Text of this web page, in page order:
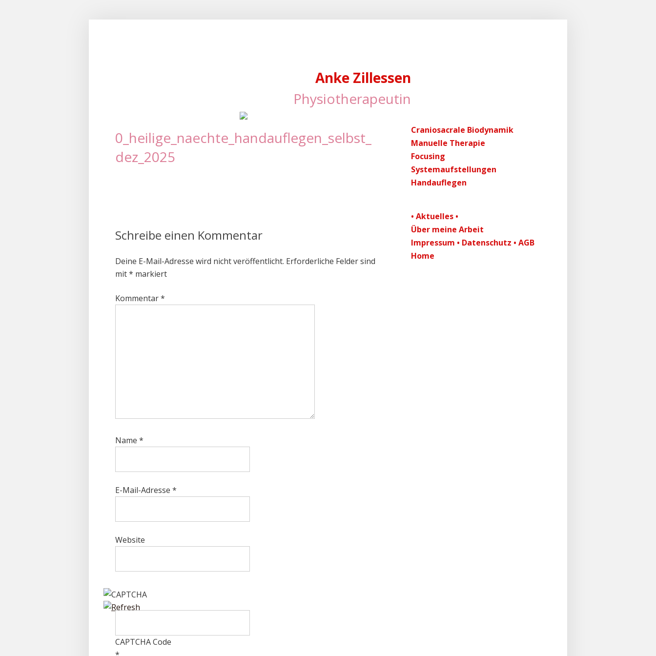
Anke Zillessen
Physiotherapeutin
0_heilige_naechte_handauflegen_selbst_
dez_2025
Schreibe einen Kommentar
Deine E-Mail-Adresse wird nicht veröffentlicht. Erforderliche Felder sind
mit* markiert
Kommentar*
Name *
E-Mail-Adresse *
Website
CAPTCHA Code
Craniosacrale Biodynamik
Manuelle Therapie
Focusing
Systemaufstellungen
Handauflegen
• Aktuelles •
Über meine Arbeit
Impressum • Datenschutz • AGB
Home